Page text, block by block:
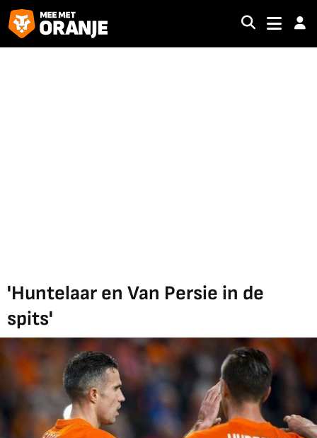
'Huntelaar en Van Persie in de
spits'